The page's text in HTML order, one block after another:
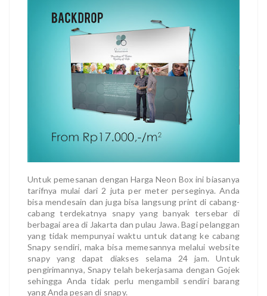
Untuk pemesanan dengan Harga Neon Box ini biasanya
tarifnya mulai dari 2 juta per meter perseginya. Anda
bisa mendesain dan juga bisa langsung print di cabang-
cabang terdekatnya snapy yang banyak tersebar di
berbagai area di Jakarta dan pulau Jawa. Bagi pelanggan
yang tidak mempunyai waktu untuk datang ke cabang
Snapy sendiri, maka bisa memesannya melalui website
snapy yang dapat diakses selama 24 jam. Untuk
pengirimannya, Snapy telah bekerjasama dengan Gojek
sehingga Anda tidak perlu mengambil sendiri barang
yang Anda pesan di snapy.